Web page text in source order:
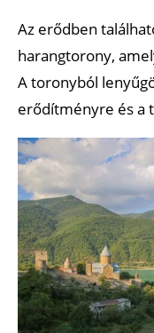
Az erődben
harangtorony,
A toronyból
erődítményre és a